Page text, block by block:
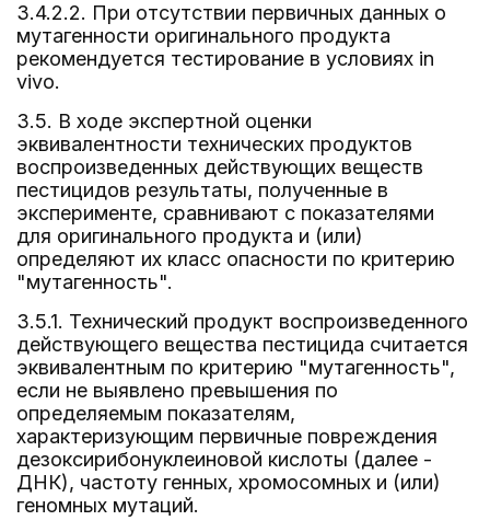
3.4.2.2. При отсутствии первичных данных о
мутагенности оригинального продукта
рекомендуется тестирование в условиях in
vivo.
3.5. В ходе экспертной оценки
эквивалентности технических продуктов
воспроизведенных действующих веществ
пестицидов результаты, полученные в
эксперименте, сравнивают с показателями
для оригинального продукта и (или)
определяют их класс опасности по критерию
"мутагенность".
3.5.1. Технический продукт воспроизведенного
действующего вещества пестицида считается
эквивалентным по критерию "мутагенность",
если не выявлено превышения по
определяемым показателям,
характеризующим первичные повреждения
дезоксирибонуклеиновой кислоты (далее -
ДНК), частоту генных, хромосомных и (или)
геномных мутаций.